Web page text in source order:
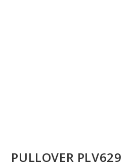
PULLOVER PLV629